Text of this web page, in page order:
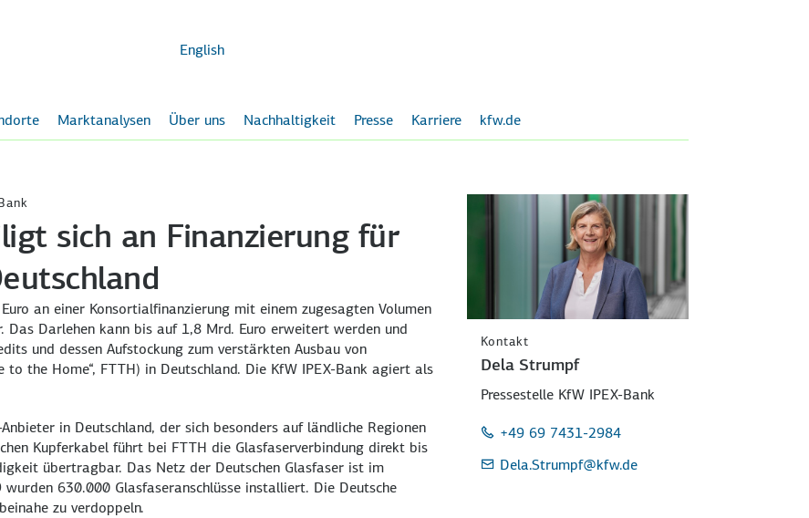
English
Marktanalysen Über uns Nachhaltigkeit Presse Karriere kfw.de
sich an Finanzierung für
an einer Konsortialfinanzierung mit einem zugesagten Volumen
Das Darlehen kann bis auf 1,8 Mrd. Euro erweitert werden und
und dessen Aufstockung zum verstärkten Ausbau von
to the Home“, FTTH) in Deutschland. Die KfW IPEX-Bank agiert als
in Deutschland, der sich besonders auf ländliche Regionen
Kupferkabel führt bei FTTH die Glasfaserverbindung direkt bis
übertragbar. Das Netz der Deutschen Glasfaser ist im
630.000 Glasfaseranschlüsse installiert. Die Deutsche
zu verdoppeln.
Kontakt
Dela Strumpf
Pressestelle KfW IPEX-Bank
+49 69 7431-2984
Dela.Strumpf@kfw.de